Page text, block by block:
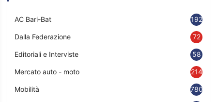
AC Bari-Bat 192
Dalla Federazione 72
Editoriali e Interviste 58
Mercato auto - moto 214
Mobilità 780